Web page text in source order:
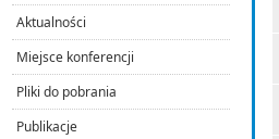
Aktualności
Miejsce konferencji
Pliki do pobrania
Publikacje